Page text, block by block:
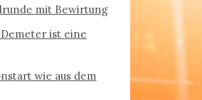
mit Bewirtung
ist eine
wie aus dem